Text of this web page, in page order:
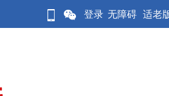
登录 无障碍 适老